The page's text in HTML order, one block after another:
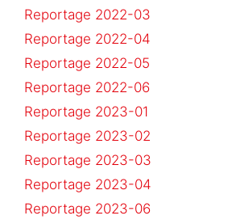
Reportage 2022-03
Reportage 2022-04
Reportage 2022-05
Reportage 2022-06
Reportage 2023-01
Reportage 2023-02
Reportage 2023-03
Reportage 2023-04
Reportage 2023-06